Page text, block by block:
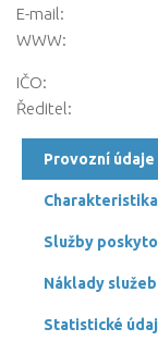
Partneři
Kalendář akcí
Členství v SVTP
Kontakt
E-mail:
WWW:
IČO:
Ředitel:
Provozní údaje
Služby
Náklady
Statistické